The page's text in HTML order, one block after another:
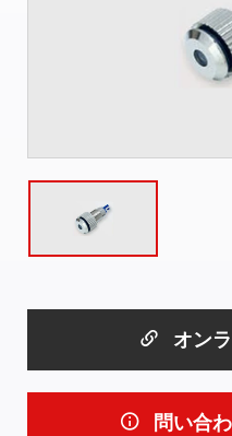
オン
問い合